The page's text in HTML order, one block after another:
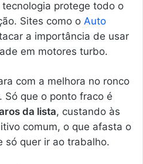
protege todo o
Sites como o Auto
a importância de usar
em motores turbo.
com a melhora no ronco
Só que o ponto fraco é
da lista, custando às
comum, o que afasta o
só quer ir ao trabalho.